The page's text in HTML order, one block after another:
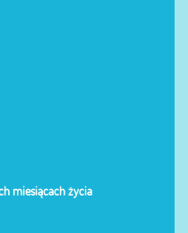
miesiącach życia